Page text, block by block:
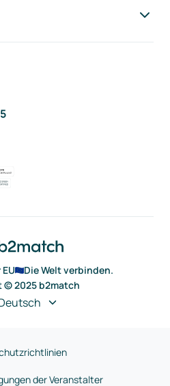
Die Welt verbinden.
© 2025 b2match
der Veranstalter